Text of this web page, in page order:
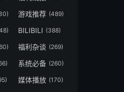
游戏推荐 (489)
BILIBILI (388)
福利杂谈 (269)
系统必备 (260)
媒体播放 (170)